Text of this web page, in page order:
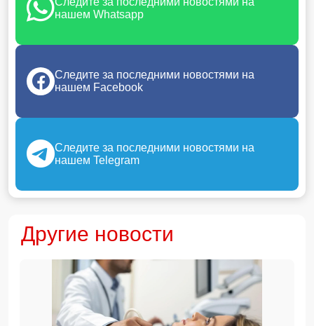
нашем Whatsapp
Следите за последними новостями на
нашем Facebook
Следите за последними новостями на
нашем Telegram
Другие новости